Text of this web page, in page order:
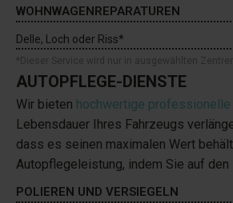
WOHNWAGENREPARATUREN
Delle, Loch oder Riss*
*Dieser Service wird nur in ausgewählten
AUTOPFLEGE-DIENSTE
Wir bieten hochwertige
Lebensdauer Ihres Fahrzeugs
dass es seinen maximalen Wert
Autopflegeleistung, indem Sie auf den
POLIEREN UND VERSIEGELN